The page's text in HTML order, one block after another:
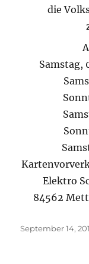
die
Samstag,
Elektro
84562
Veröffentlicht
September 14,